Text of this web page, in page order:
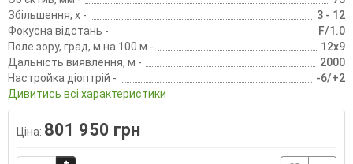
Збільшення, х -
3 - 12
Фокусна відстань -
F/1.0
Поле зору, град, м на 100 м -
12х9
Дальність виявлення, м -
2000
Настройка діоптрій -
-6/+2
Дивитись всі характеристики
Ціна: 801 950 грн